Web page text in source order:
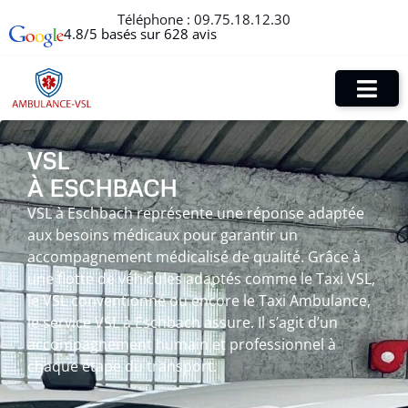
Téléphone : 09.75.18.12.30
4.8/5 basés sur 628 avis
VSL
À ESCHBACH
VSL à Eschbach représente une réponse adaptée
aux besoins médicaux pour garantir un
accompagnement médicalisé de qualité. Grâce à
une flotte de véhicules adaptés comme le Taxi VSL,
le VSL conventionné ou encore le Taxi Ambulance,
le service VSL à Eschbach assure. Il s’agit d’un
accompagnement humain et professionnel à
chaque étape du transport.